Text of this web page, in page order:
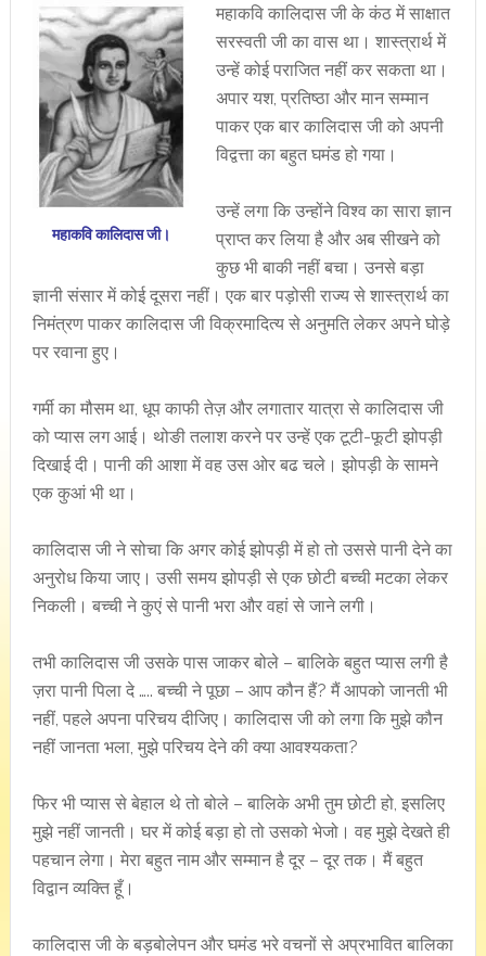
महाकवि कालिदास जी।
महाकवि कालिदास जी के कंठ में साक्षात
सरस्वती जी का वास था। शास्त्रार्थ में
उन्हें कोई पराजित नहीं कर सकता था।
अपार यश, प्रतिष्ठा और मान सम्मान
पाकर एक बार कालिदास जी को अपनी
विद्वत्ता का बहुत घमंड हो गया।
उन्हें लगा कि उन्होंने विश्व का सारा ज्ञान
प्राप्त कर लिया है और अब सीखने को
कुछ भी बाकी नहीं बचा। उनसे बड़ा
ज्ञानी संसार में कोई दूसरा नहीं। एक बार पड़ोसी राज्य से शास्त्रार्थ का
निमंत्रण पाकर कालिदास जी विक्रमादित्य से अनुमति लेकर अपने घोड़े
पर रवाना हुए।
गर्मी का मौसम था, धूप काफी तेज़ और लगातार यात्रा से कालिदास जी
को प्यास लग आई। थोङी तलाश करने पर उन्हें एक टूटी-फूटी झोपड़ी
दिखाई दी। पानी की आशा में वह उस ओर बढ चले। झोपड़ी के सामने
एक कुआं भी था।
कालिदास जी ने सोचा कि अगर कोई झोपड़ी में हो तो उससे पानी देने का
अनुरोध किया जाए। उसी समय झोपड़ी से एक छोटी बच्ची मटका लेकर
निकली। बच्ची ने कुएं से पानी भरा और वहां से जाने लगी।
तभी कालिदास जी उसके पास जाकर बोले – बालिके बहुत प्यास लगी है
ज़रा पानी पिला दे ….. बच्ची ने पूछा – आप कौन हैं? मैं आपको जानती भी
नहीं, पहले अपना परिचय दीजिए। कालिदास जी को लगा कि मुझे कौन
नहीं जानता भला, मुझे परिचय देने की क्या आवश्यकता?
फिर भी प्यास से बेहाल थे तो बोले – बालिके अभी तुम छोटी हो, इसलिए
मुझे नहीं जानती। घर में कोई बड़ा हो तो उसको भेजो। वह मुझे देखते ही
पहचान लेगा। मेरा बहुत नाम और सम्मान है दूर – दूर तक। मैं बहुत
विद्वान व्यक्ति हूँ।
कालिदास जी के बड़बोलेपन और घमंड भरे वचनों से अप्रभावित बालिका